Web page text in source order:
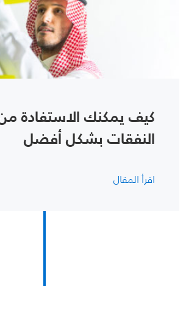
كيف يمكنك الاستفادة من
النفقات بشكل أفضل
اقرأ المقال